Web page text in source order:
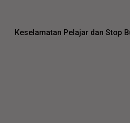
Keselamatan Pelajar dan Stop